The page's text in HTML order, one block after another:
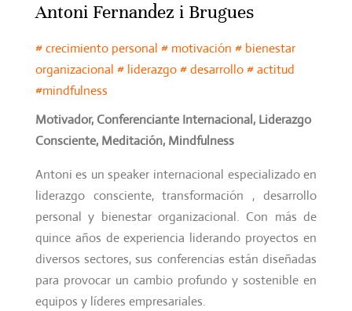
Antoni Fernandez i Brugues
# crecimiento personal # motivación # bienestar
organizacional # liderazgo # desarrollo # actitud
#mindfulness
Motivador, Conferenciante Internacional, Liderazgo
Consciente, Meditación, Mindfulness
Antoni es un speaker internacional especializado en
liderazgo consciente, transformación , desarrollo
personal y bienestar organizacional. Con más de
quince años de experiencia liderando proyectos en
diversos sectores, sus conferencias están diseñadas
para provocar un cambio profundo y sostenible en
equipos y líderes empresariales.